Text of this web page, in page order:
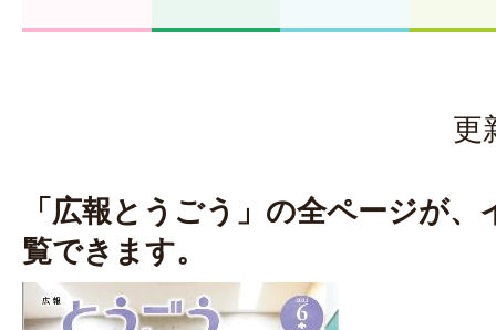
更
「広報とうごう」の全ページが
覧できます。